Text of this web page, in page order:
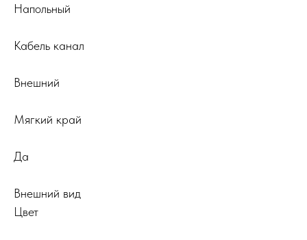
Напольный
Кабель канал
Внешний
Мягкий край
Да
Внешний вид
Цвет